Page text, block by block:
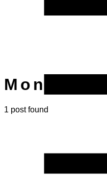
Month:
1 post found